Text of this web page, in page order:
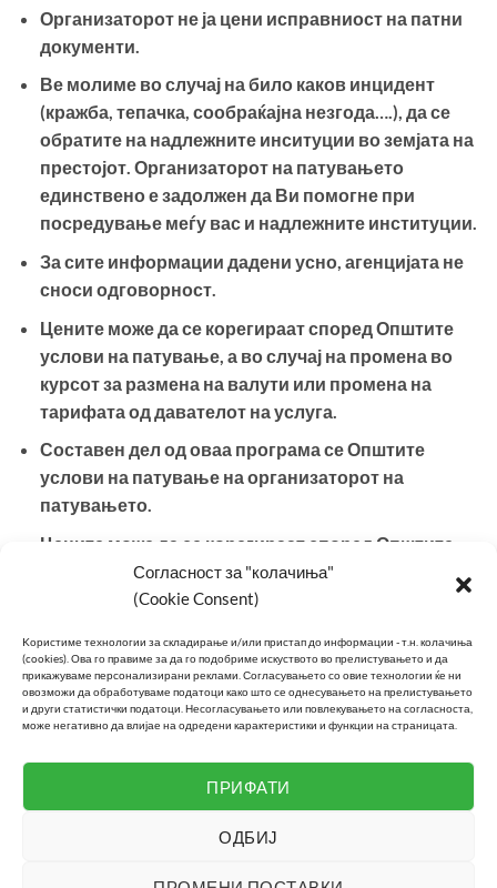
Согласност за "колачиња"
(Cookie Consent)
Kористиме технологии за складирање и/или пристап до информации - т.н. колачиња
(cookies).Ова го правиме за да го подобриме искуството во прелистувањето и да
прикажуваме персонализирани реклами.Согласувањето со овие технологии ќе ни
овозможи да обработуваме податоци како што се однесувањето на прелистувањето
и други статистички податоци.Несогласувањето или повлекувањето на согласноста,
може негативно да влијае на одредени карактеристики и функции на страницата.
ПРИФАТИ
ОДБИЈ
Организаторот не ја цени исправниост на патни
документи.
Ве молиме во случај на било каков инцидент
(кражба, тепачка, сообраќајна незгода….), да се
обратите на надлежните инситуции во земјата на
престојот. Организаторот на патувањето
единствено е задолжен да Ви помогне при
посредување меѓу вас и надлежните институции.
За сите информации дадени усно, агенцијата не
сноси одговорност.
Цените може да се корегираат според Општите
услови на патување, а во случај на промена во
курсот за размена на валути или промена на
тарифата од давателот на услуга.
Составен дел од оваа програма се Општите
услови на патување на организаторот на
патувањето.
Цените може да се корегираат според Општите
услови на патување, а во случај на промена во
курсот за размена на валути или промена на
внимателно да ги прочитате условите на
патување кои се составен дел од овој програм
при склучување на договорот за патување.
Важат општите услови за патувањe на Т.А. ИН
НАТА!